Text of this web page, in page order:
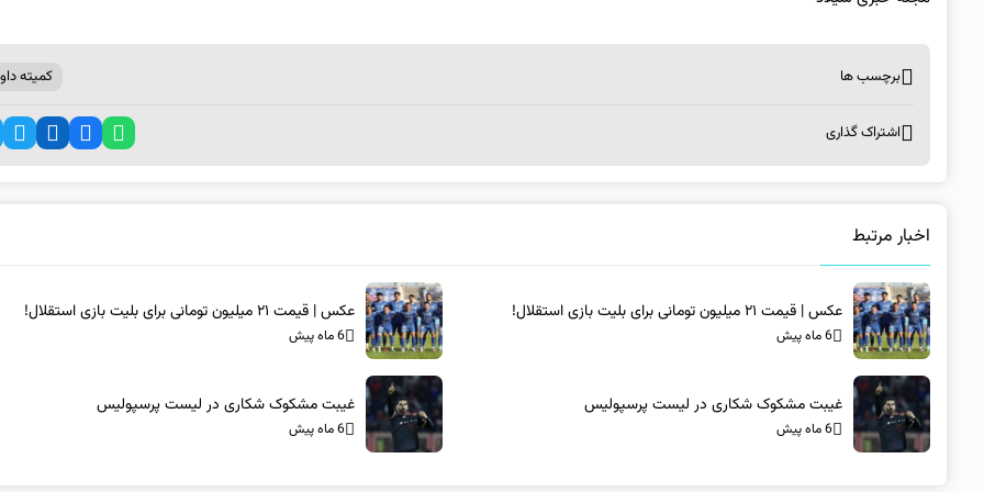
برچسب ها کمیته
اشتراک گذاری
اخبار مرتبط
عکس | قیمت ۲۱ میلیون تومانی برای بلیت بازی استقلال!
6 ماه پیش
عکس | قیمت ۲۱ میلیون تومانی برای بلیت بازی استقلال!
6 ماه پیش
غیبت مشکوک شکاری در لیست پرسپولیس
6 ماه پیش
غیبت مشکوک شکاری در لیست پرسپولیس
6 ماه پیش